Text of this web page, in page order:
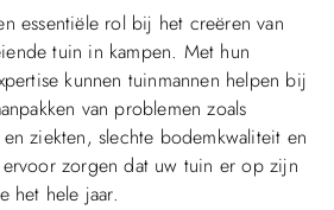
essentiële rol bij het creëren van
tuin in kampen. Met hun
kunnen tuinmannen helpen bij
van problemen zoals
ziekten, slechte bodemkwaliteit en
zorgen dat uw tuin er op zijn
het hele jaar.